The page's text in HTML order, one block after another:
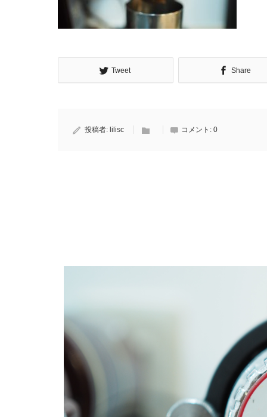
Tweet Share
投稿者: lilisc コメント: 0